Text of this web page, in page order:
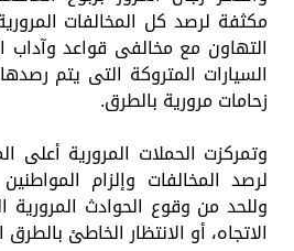
مكثفة لرصد كل المخالفات
التهاون مع مخالفى قواعد وآداب
السيارات المتروكة التى يتم
زحامات مرورية بالطرق.
وتمركزت الحملات المرورية أعلى
لرصد المخالفات وإلزام
وللحد من وقوع الحوادث
الاتجاه، أو الانتظار الخاطئ